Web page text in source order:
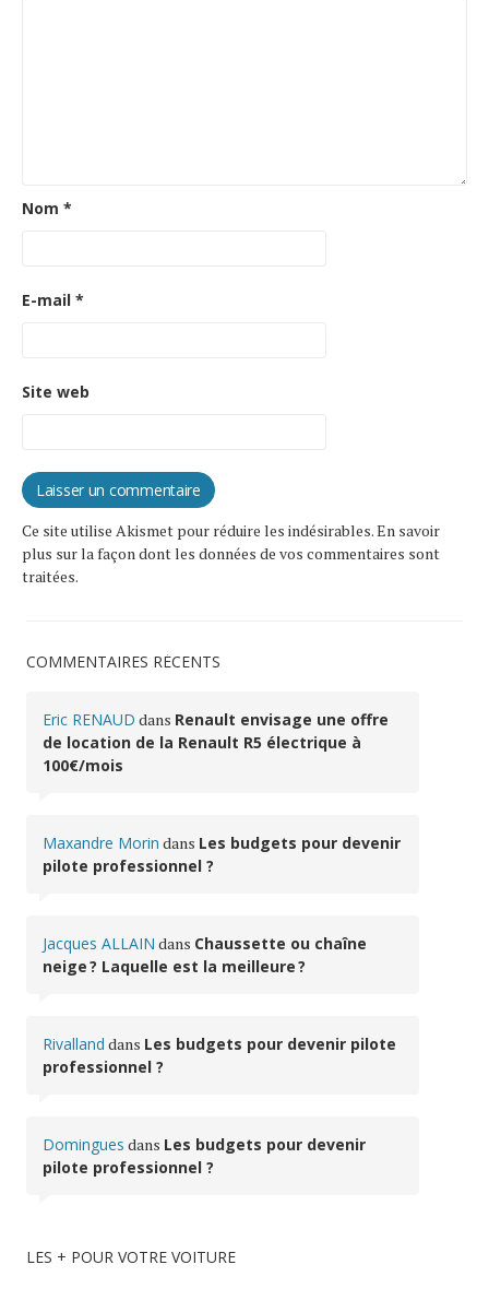
Nom *
E-mail *
Site web
Ce site utilise Akismet pour réduire les indésirables.En savoir
plus sur la façon dont les données de vos commentaires sont
traitées.
COMMENTAIRES RÉCENTS
Eric RENAUD dans Renault envisage une offre
de location de la Renault R5 électrique à
100€/mois
Maxandre Morin dans Les budgets pour devenir
pilote professionnel ?
Jacques ALLAIN dans Chaussette ou chaîne
neige ? Laquelle est la meilleure ?
Rivalland dans Les budgets pour devenir pilote
professionnel ?
Domingues dans Les budgets pour devenir
pilote professionnel ?
LES + POUR VOTRE VOITURE